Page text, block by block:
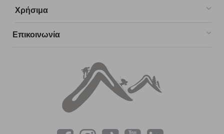
Χρήσιμα
Επικοινωνία